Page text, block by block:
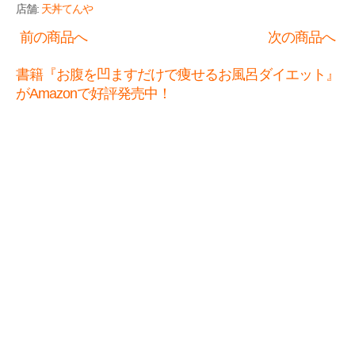
店舗: 天丼てんや
前の商品へ 次の商品へ
書籍『お腹を凹ますだけで痩せるお風呂ダイエット』
がAmazonで好評発売中！